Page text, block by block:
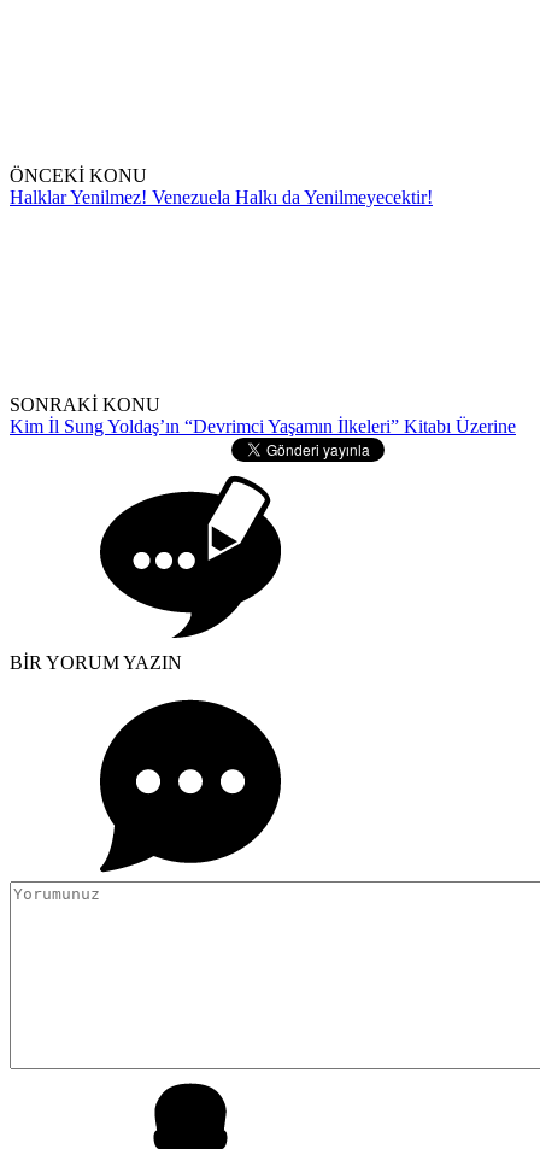
ÖNCEKİ KONU
Halklar Yenilmez! Venezuela Halkı da Yenilmeyecektir!
SONRAKİ KONU
Kim İl Sung Yoldaş’ın “Devrimci Yaşamın İlkeleri” Kitabı Üzerine
BİR YORUM YAZIN